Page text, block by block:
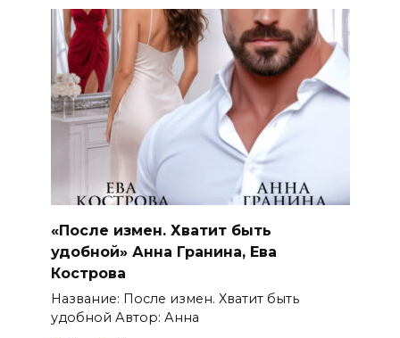
«После измен. Хватит быть
удобной» Анна Гранина, Ева
Кострова
Название: После измен. Хватит быть
удобной Автор: Анна